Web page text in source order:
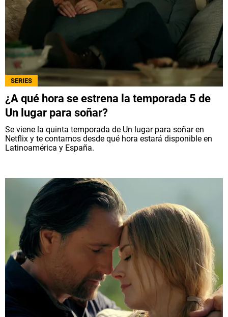
SERIES
¿A qué hora se estrena la temporada 5 de
Un lugar para soñar?
Se viene la quinta temporada de Un lugar para soñar en
Netflix y te contamos desde qué hora estará disponible en
Latinoamérica y España.